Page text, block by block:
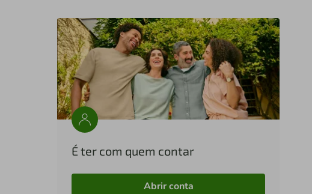
É ter com quem contar
Abrir conta